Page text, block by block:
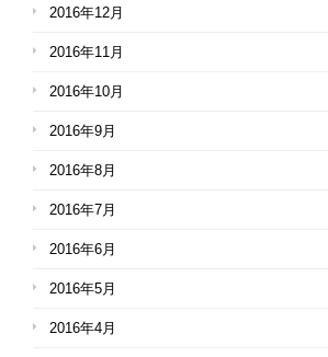
2016年12月
2016年11月
2016年10月
2016年9月
2016年8月
2016年7月
2016年6月
2016年5月
2016年4月